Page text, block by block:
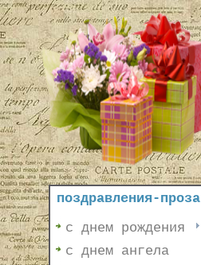
поздравления-проза
с днем рождения
с днем ангела